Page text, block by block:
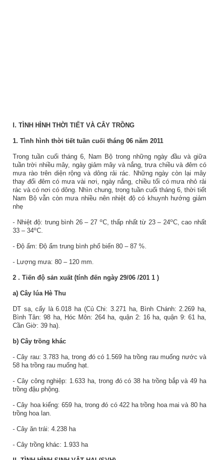
I. TÌNH HÌNH THỜI TIẾT VÀ CÂY TRỒNG
1. Tình hình thời tiết tuần cuối tháng 06 năm 2011
Trong tuần cuối tháng 6, Nam Bộ trong những ngày đầu và giữa
tuần trời nhiều mây, ngày giảm mây và nắng, trưa chiều và đêm có
mưa rào trên diện rộng và dông rải rác. Những ngày còn lại mây
thay đổi đêm có mưa vài nơi, ngày nắng, chiều tối có mưa nhỏ rải
rác và có nơi có dông. Nhìn chung, trong tuần cuối tháng 6, thời tiết
Nam Bộ vẫn còn mưa nhiều nên nhiệt độ có khuynh hướng giảm
nhẹ
- Nhiệt độ: trung bình 26 – 27 oC, thấp nhất từ 23 – 24oC, cao nhất
33 – 34oC.
- Độ ẩm: Độ ẩm trung bình phổ biến 80 – 87 %.
- Lượng mưa: 80 – 120 mm.
2 . Tiến độ sản xuất (tính đến ngày 29/06 /201 1 )
a) Cây lúa Hè Thu
DT sạ, cấy là 6.018 ha (Củ Chi: 3.271 ha, Bình Chánh: 2.269 ha,
Bình Tân: 98 ha, Hóc Môn: 264 ha, quận 2: 16 ha, quận 9: 61 ha,
Cần Giờ: 39 ha).
b) Cây trồng khác
- Cây rau: 3.783 ha, trong đó có 1.569 ha trồng rau muống nước và
58 ha trồng rau muống hạt.
- Cây công nghiệp: 1.633 ha, trong đó có 38 ha trồng bắp và 49 ha
trồng đậu phộng.
- Cây hoa kiểng: 659 ha, trong đó có 422 ha trồng hoa mai và 80 ha
trồng hoa lan.
- Cây ăn trái: 4.238 ha
- Cây trồng khác: 1.933 ha